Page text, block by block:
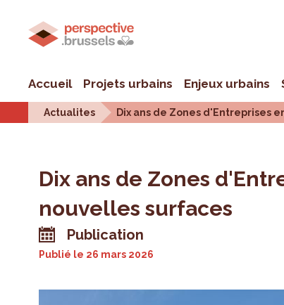
Accueil Projets urbains Enjeux urbains
Actualites Dix ans de Zones d'Entreprises
Dix ans de Zones
nouvelles surfaces
Publication
Publié le 26 mars 2026